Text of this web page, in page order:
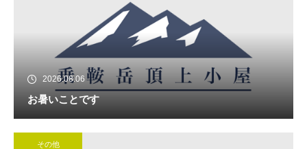
2026.08.06
お暑いことです
その他